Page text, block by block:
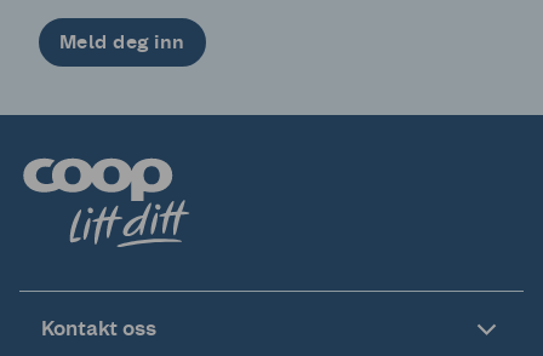
Meld deg inn
Kontakt oss